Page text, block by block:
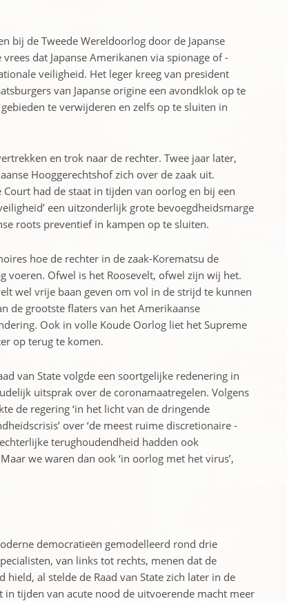
bij de Tweede Wereldoorlog door de Japanse
dat ­Japanse Amerikanen via spionage of
veiligheid. Het leger kreeg van president
van Japanse origine een avondklok op te
te ­verwij­deren en zelfs op te sluiten in
en trok naar de rechter. Twee jaar later,
Hooggerechtshof zich over de zaak uit.
had de staat in tijden van oorlog en bij een
een uitzonderlijk grote bevoegdheidsmarge
roots ­preventief in kampen op te sluiten.
hoe de rechter in de zaak-Korematsu de
voeren. Ofwel is het Roosevelt, ofwel zijn wij het.
wel vrije baan geven om vol in de strijd te kunnen
de grootste flaters van het Amerikaanse
Ook in volle Koude ­Oorlog liet het Supreme
op terug te komen.
van State volgde een soortgelijke ­redenering in
uitsprak over de coronamaatregelen. Volgens
de regering ‘in het licht van de dringende
over ‘de meest ruime discretionaire
terughoudendheid hadden ook
we ­waren dan ook ‘in oorlog met het virus’,
democratieën gemodelleerd rond drie
van links tot rechts, menen dat de
al stelde de Raad van State zich later in de
in tijden van acute nood de uitvoerende macht meer